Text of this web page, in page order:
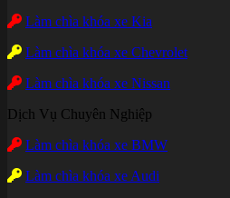
Làm chìa khóa xe Kia
Làm chìa khóa xe Chevrolet
Làm chìa khóa xe Nissan
Dịch Vụ Chuyên Nghiệp
Làm chìa khóa xe BMW
Làm chìa khóa xe Audi